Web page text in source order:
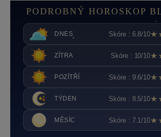
PODROBNÝ HOROSKOP
DNES Skóre : 6.8/10
ZÍTRA Skóre : 10/10
POZÍTŘÍ Skóre : 9.6/10
TÝDEN Skóre : 8.5/10
MĚSÍC Skóre : 7.1/10